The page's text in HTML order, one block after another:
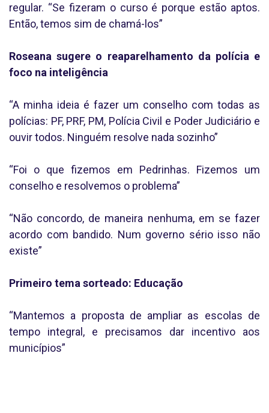
regular. “Se fizeram o curso é porque estão aptos.
Então, temos sim de chamá-los”
Roseana sugere o reaparelhamento da polícia e
foco na inteligência
“A minha ideia é fazer um conselho com todas as
polícias: PF, PRF, PM, Polícia Civil e Poder Judiciário e
ouvir todos. Ninguém resolve nada sozinho”
“Foi o que fizemos em Pedrinhas. Fizemos um
conselho e resolvemos o problema”
“Não concordo, de maneira nenhuma, em se fazer
acordo com bandido. Num governo sério isso não
existe”
Primeiro tema sorteado: Educação
“Mantemos a proposta de ampliar as escolas de
tempo integral, e precisamos dar incentivo aos
municípios”